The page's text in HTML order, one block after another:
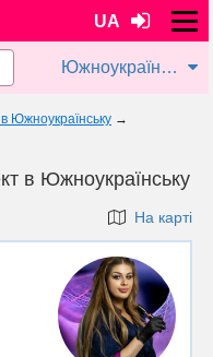
UA
Южноукраїнськ
Южноукраїнську →
в Южноукраїнську
На карті